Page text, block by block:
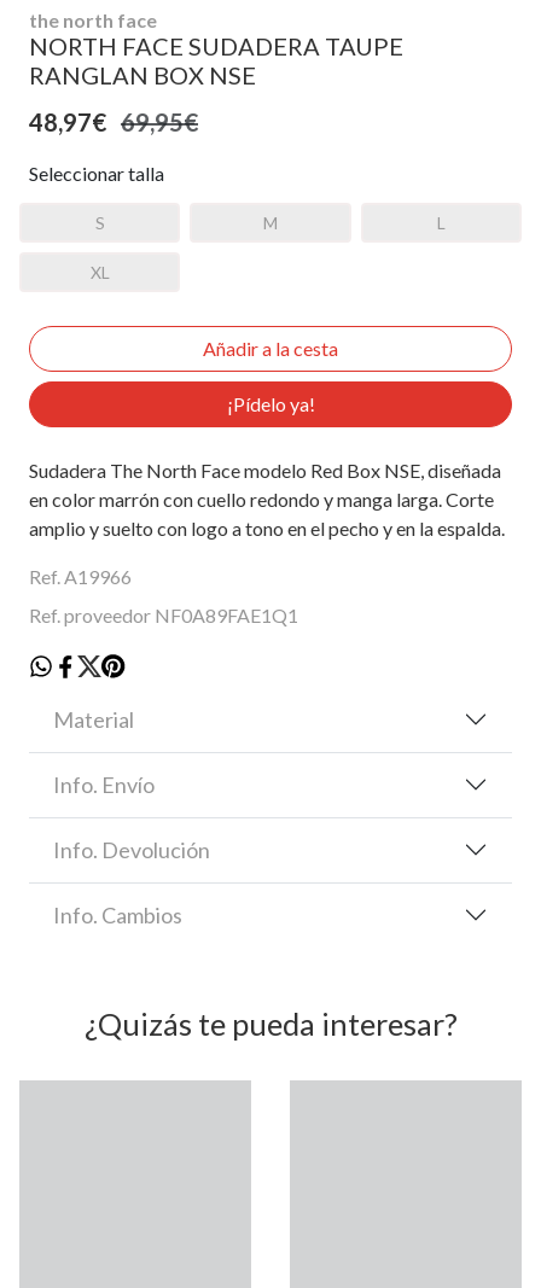
the north face
NORTH FACE SUDADERA TAUPE
RANGLAN BOX NSE
48,97€ 69,95€
Seleccionar talla
S M L
XL
¡Pídelo ya!
Sudadera The North Face modelo Red Box NSE, diseñada
en color marrón con cuello redondo y manga larga. Corte
amplio y suelto con logo a tono en el pecho y en la espalda.
Ref. A19966
Ref. proveedor NF0A89FAE1Q1
Material
Info. Envío
Info. Devolución
Info. Cambios
¿Quizás te pueda interesar?